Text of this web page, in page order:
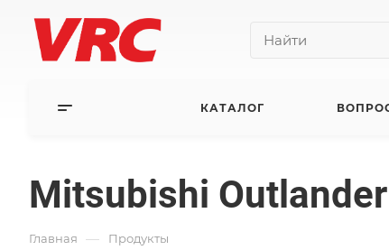
КАТАЛОГ
Mitsubishi
Главная — Продукты